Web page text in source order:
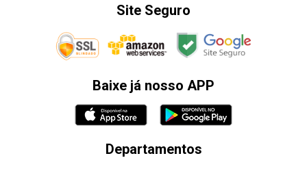
Site Seguro
Baixe já nosso APP
Departamentos